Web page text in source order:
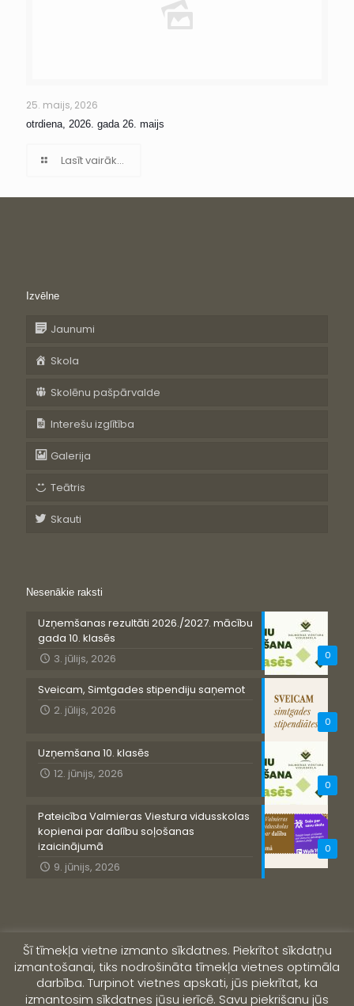
25. maijs, 2026
otrdiena, 2026. gada 26. maijs
Lasīt vairāk...
Izvēlne
Jaunumi
Skola
Skolēnu pašpārvalde
Interešu izglītība
Galerija
Teātris
Skauti
Nesenākie raksti
0
Uzņemšanas rezultāti 2026./2027. mācību
gada 10. klasēs
3. jūlijs, 2026
0
Sveicam, Simtgades stipendiju saņemot
2. jūlijs, 2026
0
Uzņemšana 10. klasēs
12. jūnijs, 2026
0
Pateicība Valmieras Viestura vidusskolas
kopienai par dalību soļošanas
izaicinājumā
9. jūnijs, 2026
Šī tīmekļa vietne izmanto sīkdatnes. Piekrītot sīkdatņu
izmantošanai, tiks nodrošināta tīmekļa vietnes optimāla
darbība. Turpinot vietnes apskati, jūs piekrītat, ka
izmantosim sīkdatnes jūsu ierīcē. Savu piekrišanu jūs